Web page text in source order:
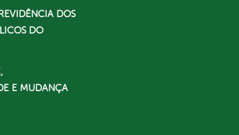
DOS
DO
E MUDANÇA